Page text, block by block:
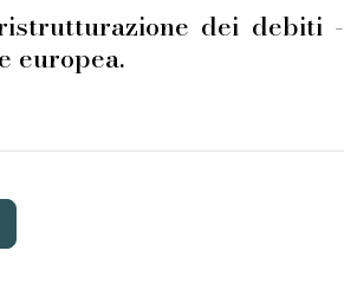
dei
europea.